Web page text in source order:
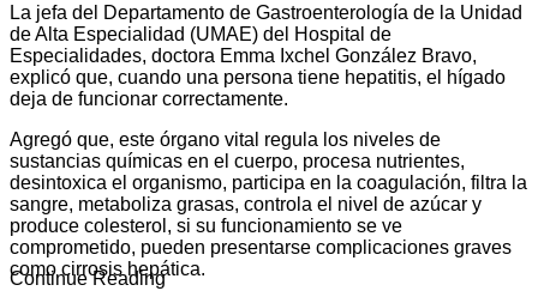
La jefa del Departamento de Gastroenterología de la Unidad
de Alta Especialidad (UMAE) del Hospital de
Especialidades, doctora Emma Ixchel González Bravo,
explicó que, cuando una persona tiene hepatitis, el hígado
deja de funcionar correctamente.
Agregó que, este órgano vital regula los niveles de
sustancias químicas en el cuerpo, procesa nutrientes,
desintoxica el organismo, participa en la coagulación, filtra la
sangre, metaboliza grasas, controla el nivel de azúcar y
produce colesterol, si su funcionamiento se ve
comprometido, pueden presentarse complicaciones graves
como cirrosis hepática.
Continue Reading